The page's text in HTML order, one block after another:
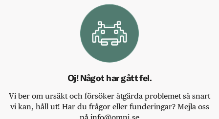
Oj! Något har gått fel.
Vi ber om ursäkt och försöker åtgärda problemet så snart
vi kan, håll ut! Har du frågor eller funderingar? Mejla oss